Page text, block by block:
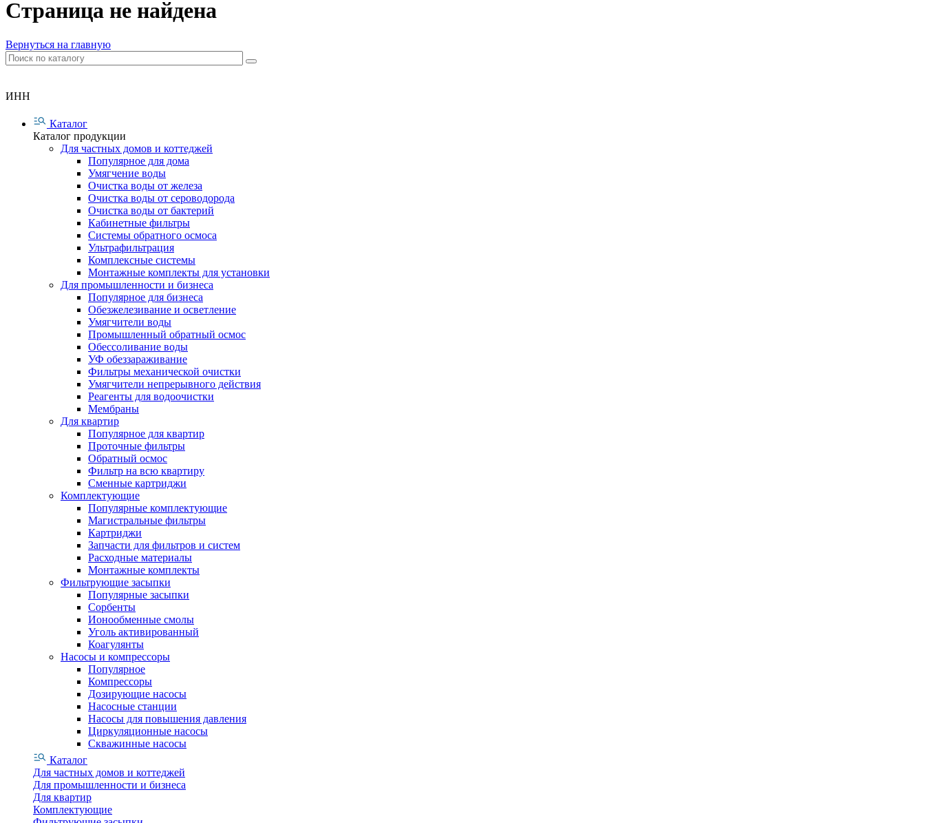
Страница не найдена
Вернуться на главную
ИНН
Каталог
Каталог продукции
Для частных домов и коттеджей
Популярное для дома
Умягчение воды
Очистка воды от железа
Очистка воды от сероводорода
Очистка воды от бактерий
Кабинетные фильтры
Системы обратного осмоса
Ультрафильтрация
Комплексные системы
Монтажные комплекты для установки
Для промышленности и бизнеса
Популярное для бизнеса
Обезжелезивание и осветление
Умягчители воды
Промышленный обратный осмос
Обессоливание воды
УФ обеззараживание
Фильтры механической очистки
Умягчители непрерывного действия
Реагенты для водоочистки
Мембраны
Для квартир
Популярное для квартир
Проточные фильтры
Обратный осмос
Фильтр на всю квартиру
Сменные картриджи
Комплектующие
Популярные комплектующие
Магистральные фильтры
Картриджи
Запчасти для фильтров и систем
Расходные материалы
Монтажные комплекты
Фильтрующие засыпки
Популярные засыпки
Сорбенты
Ионообменные смолы
Уголь активированный
Коагулянты
Насосы и компрессоры
Популярное
Компрессоры
Дозирующие насосы
Насосные станции
Насосы для повышения давления
Циркуляционные насосы
Скважинные насосы
Каталог
Для частных домов и коттеджей
Для промышленности и бизнеса
Для квартир
Комплектующие